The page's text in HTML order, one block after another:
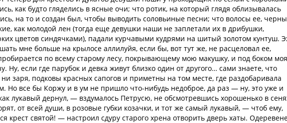
как будто гляделись в ясные очи; что ротик, на который глядя облизывалась
на то и создан был, чтобы выводить соловьиные песни; что волосы ее,
как молодой лен (тогда еще девушки наши не заплетали их в дрибушки,
цветов синдячками), падали курчавыми кудрями на шитый золотом кунтуш.
мне больше на крылосе аллилуйя, если бы, вот тут же, не расцеловал ее,
по всему старому лесу, покрывающему мою макушку, и под боком моя
Ну, если где парубок и девка живут близко один от другого… сами знаете, что
заря, подковы красных сапогов и приметны на том месте, где раздобаривала
Но все бы Коржу и в ум не пришло что-нибудь недоброе, да раз — ну, это уже и
лукавый дернул, — вздумалось Петрусю, не обсмотревшись хорошенько в
от всей души, в розовые губки козачки, и тот же самый лукавый, — чтоб ему,
крест святой! — настроил сдуру старого хрена отворить дверь хаты.